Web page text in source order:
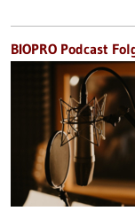
BIOPRO Podcast